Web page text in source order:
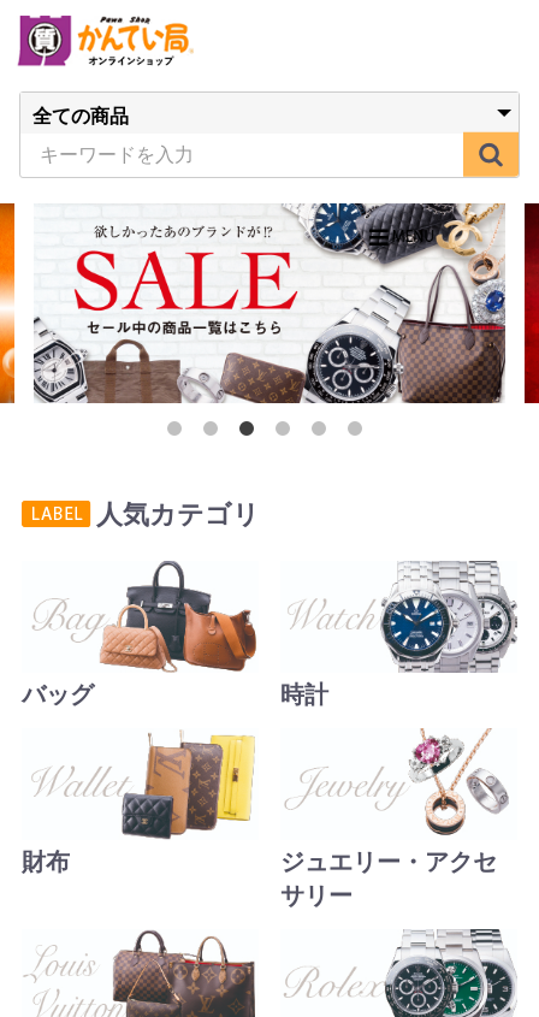
人気カテゴリ
バッグ 時計
財布
ジュエリー・アクセ
サリー